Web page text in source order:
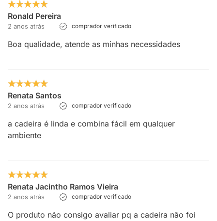
Ronald Pereira
2 anos atrás comprador verificado
Boa qualidade, atende as minhas necessidades
Renata Santos
2 anos atrás comprador verificado
a cadeira é linda e combina fácil em qualquer
ambiente
Renata Jacintho Ramos Vieira
2 anos atrás comprador verificado
O produto não consigo avaliar pq a cadeira não foi